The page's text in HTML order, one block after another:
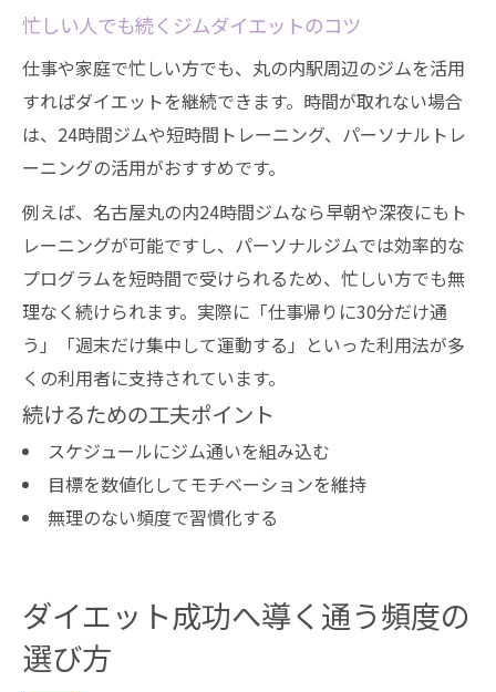
忙しい人でも続くジムダイエットのコツ
仕事や家庭で忙しい方でも、丸の内駅周辺のジムを活用
すればダイエットを継続できます。時間が取れない場合
は、24時間ジムや短時間トレーニング、パーソナルトレ
ーニングの活用がおすすめです。
例えば、名古屋丸の内24時間ジムなら早朝や深夜にもト
レーニングが可能ですし、パーソナルジムでは効率的な
プログラムを短時間で受けられるため、忙しい方でも無
理なく続けられます。実際に「仕事帰りに30分だけ通
う」「週末だけ集中して運動する」といった利用法が多
くの利用者に支持されています。
続けるための工夫ポイント
スケジュールにジム通いを組み込む
目標を数値化してモチベーションを維持
無理のない頻度で習慣化する
ダイエット成功へ導く通う頻度の
選び方